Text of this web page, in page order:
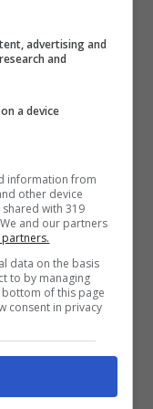
canali
daSkyGo
advertising and
and
a device
information from
other device
with 319
and our partners
data on the basis
to by managing
of this page
consent in privacy